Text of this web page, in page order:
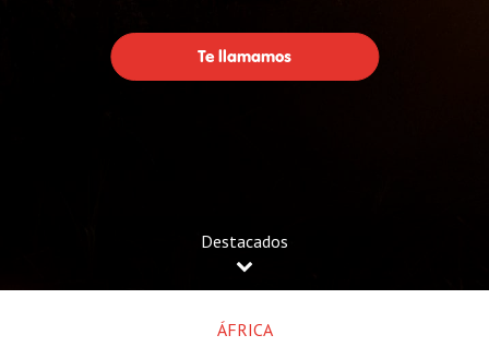
Te llamamos
Destacados
ÁFRICA